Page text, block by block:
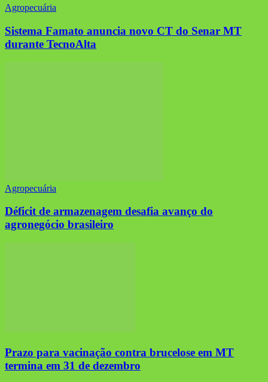
Agropecuária
Sistema Famato anuncia novo CT do Senar MT
durante TecnoAlta
Agropecuária
Déficit de armazenagem desafia avanço do
agronegócio brasileiro
Prazo para vacinação contra brucelose em MT
termina em 31 de dezembro